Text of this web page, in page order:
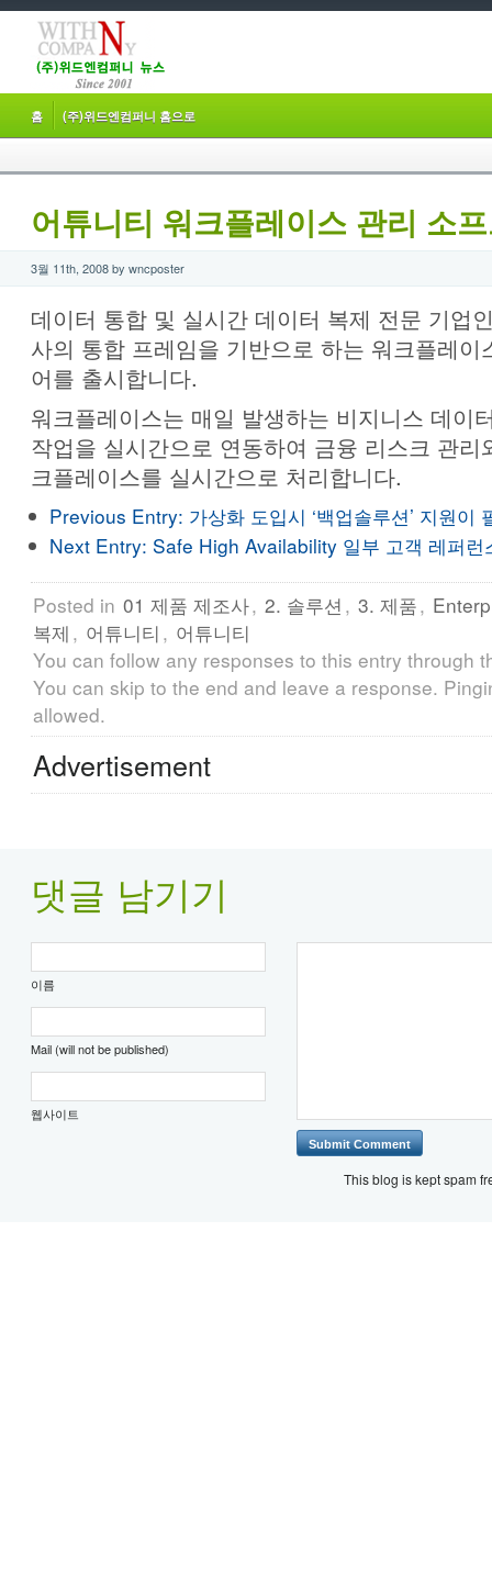
홈 (주)위드엔컴퍼니 홈으로
어튜니티 워크플레이스 관리 소
3월 11th, 2008 by wncposter
데이터 통합 및 실시간 데이터 복제 전문 기업
사의 통합 프레임을 기반으로 하는 워크플레이
어를 출시합니다.
워크플레이스는 매일 발생하는 비지니스 데이
작업을 실시간으로 연동하여 금융 리스크 관리
크플레이스를 실시간으로 처리합니다.
Previous Entry: 가상화 도입시 ‘백업솔루션’ 지원이
Next Entry: Safe High Availability 일부 고객 레퍼런
Posted in 01 제품 제조사, 2. 솔루션 , 3. 제품,
복제 , 어튜니티 , 어튜니티
You can follow any responses to this entry through
You can skip to the end and leave a response.
allowed.
Advertisement
댓글 남기기
이름
Mail (will not be published)
웹사이트
This blog is kept spam